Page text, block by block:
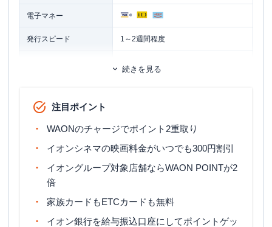
電子マネー
発行スピード 1～2週間程度
家族カード
ETCカード発行期間
お申込と同時にETCカードを申込の場
合は、2～3週間程度
続きを見る
注目ポイント
WAONのチャージでポイント2重取り
イオンシネマの映画料金がいつでも300円割引
イオングループ対象店舗ならWAON POINTが2
倍
家族カードもETCカードも無料
イオン銀行を給与振込口座にしてポイントゲッ